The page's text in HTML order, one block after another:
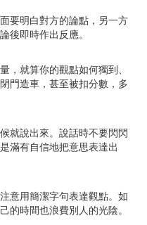
要明白對方的論點，另一方
後即時作出反應。
，就算你的觀點如何獨到、
門造車，甚至被扣分數，多
就說出來。說話時不要閃閃
滿有自信地把意思表達出
意用簡潔字句表達觀點。如
的時間也浪費別人的光陰。